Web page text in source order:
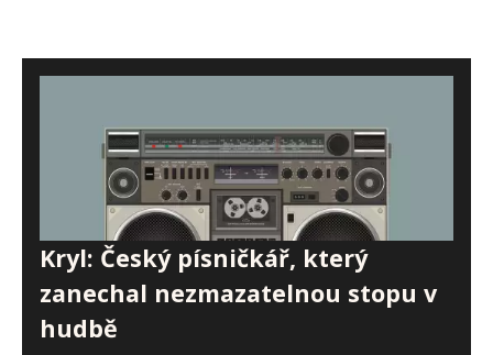
Kryl: Český písničkář, který
zanechal nezmazatelnou stopu v
hudbě